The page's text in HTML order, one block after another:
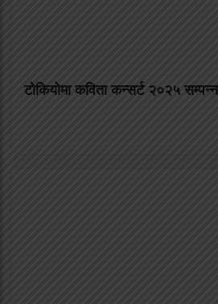
टोकियोमा कविता कन्सर्ट २०२५ सम्पन्न